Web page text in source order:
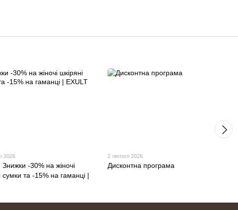
2026
Знижки -30% на жіночі
сумки та -15% на гаманці |
2 лютого 2026
Дисконтна програма